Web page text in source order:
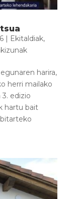
| Ekitaldiak,
harira,
herri mailako
edizio
hartu bait